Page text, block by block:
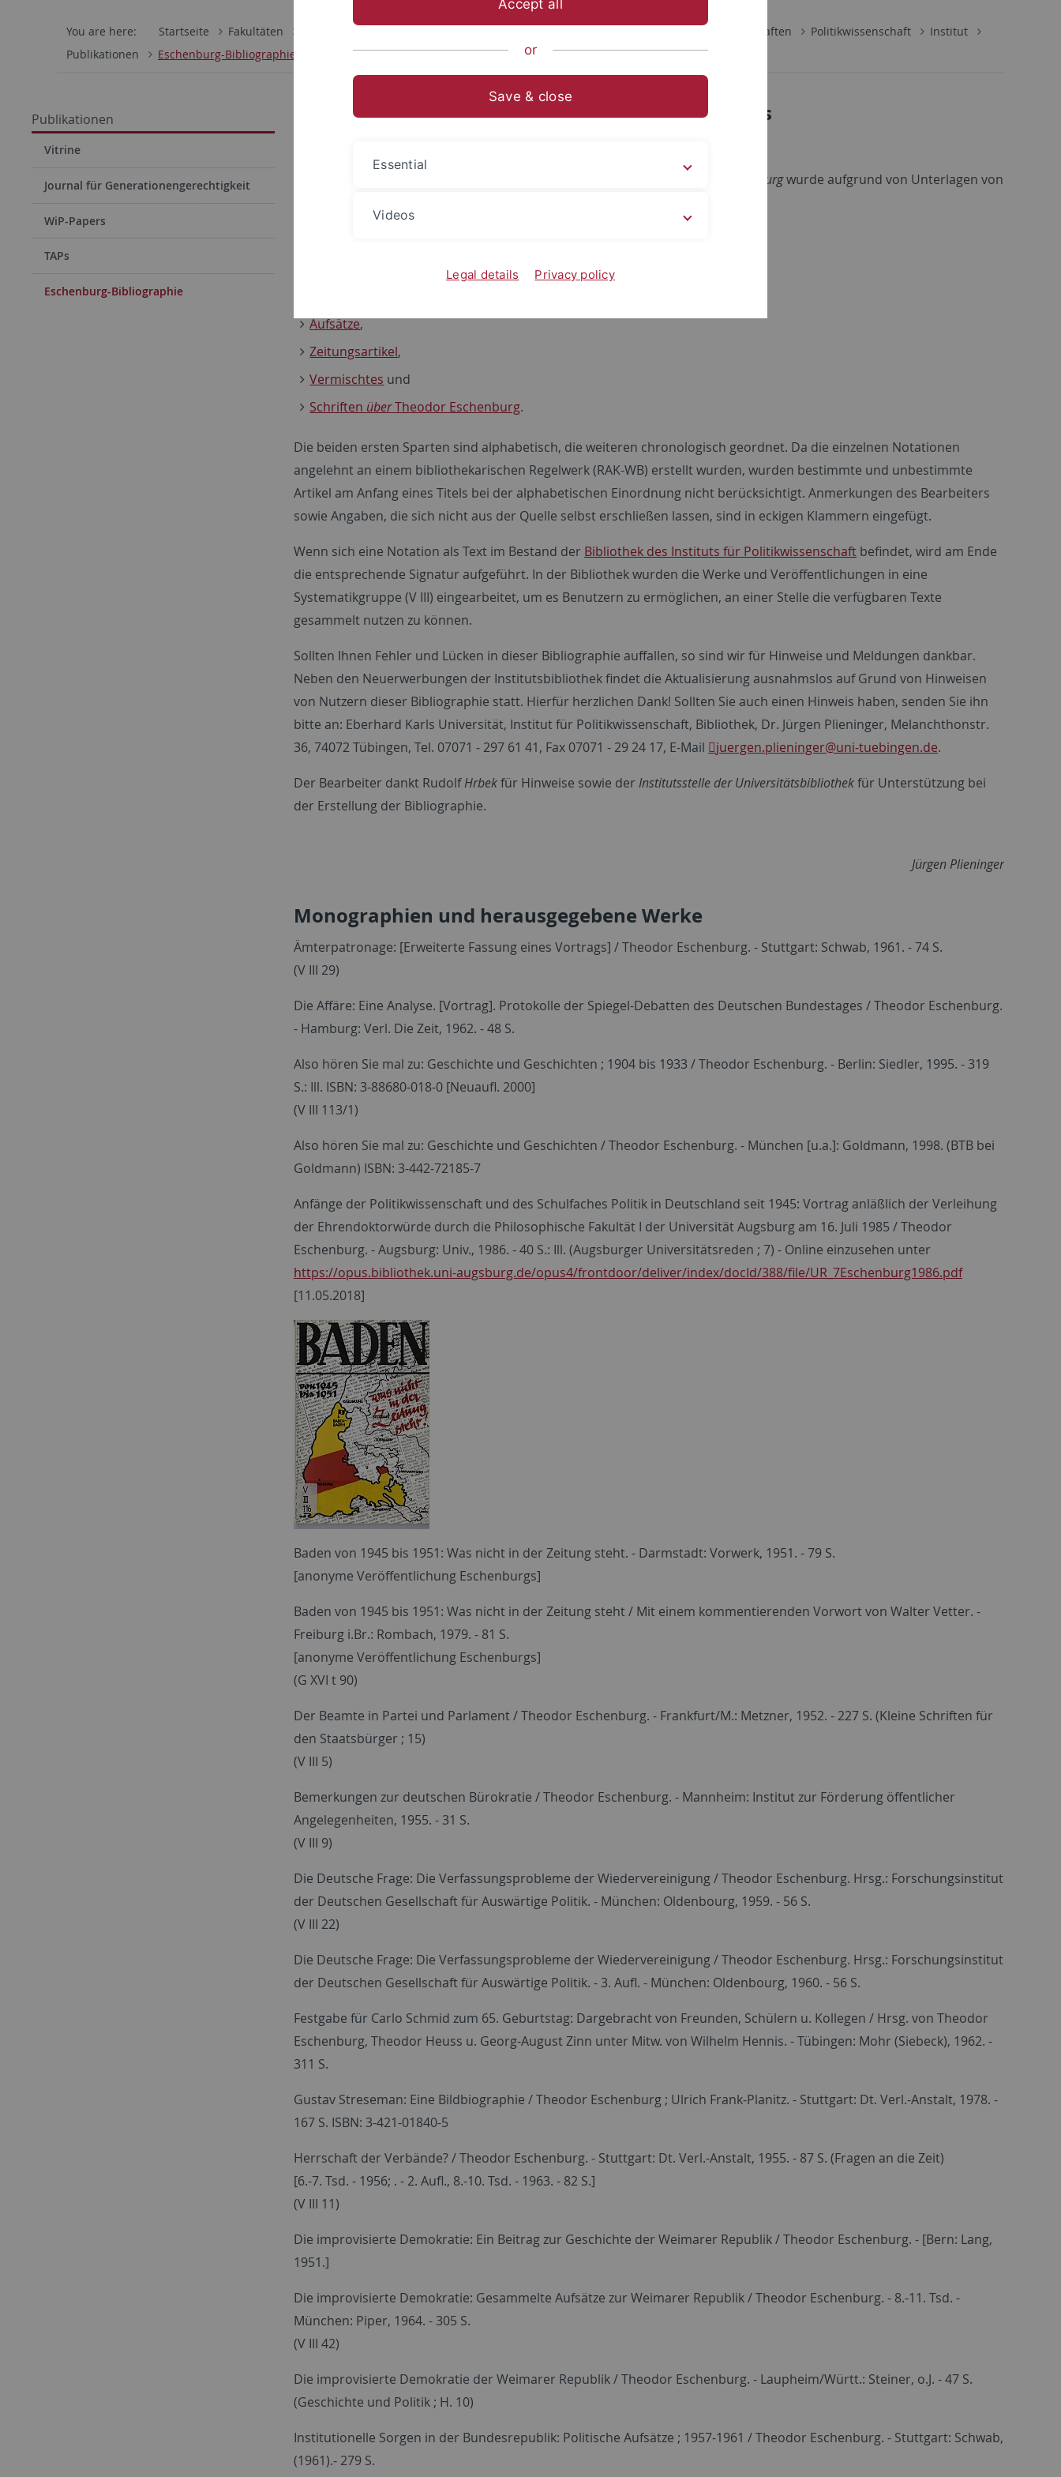
You are here: Startseite Fakultäten Fachbereich Sozialwissenschaften Politikwissenschaft
Institut
Publikationen
Eschenburg-Bibliographie
Publikationen
Vitrine
Journal für Generationengerechtigkeit
WiP-Papers
TAPs
Eschenburg-Bibliographie
Bibliographie zu den Werken Theodor Eschenburgs
Eschenburgwurde aufgrund von Unterlagen von
Aufsätze,
Zeitungsartikel,
Vermischtes und
Schriften überTheodor Eschenburg.
Die beiden ersten Sparten sind alphabetisch, die weiteren chronologisch geordnet. Da die einzelnen Notationen
angelehnt an einem bibliothekarischen Regelwerk (RAK-WB) erstellt wurden, wurden bestimmte und unbestimmte
Artikel am Anfang eines Titels bei der alphabetischen Einordnung nicht berücksichtigt. Anmerkungen des Bearbeiters
sowie Angaben, die sich nicht aus der Quelle selbst erschließen lassen, sind in eckigen Klammern eingefügt.
Wenn sich eine Notation als Text im Bestand der Bibliothek des Instituts für Politikwissenschaft befindet, wird am Ende
die entsprechende Signatur aufgeführt. In der Bibliothek wurden die Werke und Veröffentlichungen in eine
Systematikgruppe (V III) eingearbeitet, um es Benutzern zu ermöglichen, an einer Stelle die verfügbaren Texte
gesammelt nutzen zu können.
Sollten Ihnen Fehler und Lücken in dieser Bibliographie auffallen, so sind wir für Hinweise und Meldungen dankbar.
Neben den Neuerwerbungen der Institutsbibliothek findet die Aktualisierung ausnahmslos auf Grund von Hinweisen
von Nutzern dieser Bibliographie statt. Hierfür herzlichen Dank! Sollten Sie auch einen Hinweis haben, senden Sie ihn
bitte an: Eberhard Karls Universität, Institut für Politikwissenschaft, Bibliothek, Dr. Jürgen Plieninger, Melanchthonstr.
36, 74072 Tübingen, Tel. 07071 - 297 61 41, Fax 07071 - 29 24 17, E-Mail
juergen.plieninger@uni-tuebingen.de.
Der Bearbeiter dankt RudolfHrbekfür Hinweise sowie der Institutsstelle der Universitätsbibliothekfür Unterstützung bei
der Erstellung der Bibliographie.
Jürgen Plieninger
Monographien und herausgegebene Werke
Ämterpatronage: [Erweiterte Fassung eines Vortrags] / Theodor Eschenburg. - Stuttgart: Schwab, 1961. - 74 S.
(V III 29)
Die Affäre: Eine Analyse. [Vortrag]. Protokolle der Spiegel-Debatten des Deutschen Bundestages / Theodor Eschenburg.
- Hamburg: Verl. Die Zeit, 1962. - 48 S.
Also hören Sie mal zu: Geschichte und Geschichten ; 1904 bis 1933 / Theodor Eschenburg. - Berlin: Siedler, 1995. - 319
S.: Ill. ISBN: 3-88680-018-0 [Neuaufl. 2000]
(V III 113/1)
Also hören Sie mal zu: Geschichte und Geschichten / Theodor Eschenburg. - München [u.a.]: Goldmann, 1998. (BTB bei
Goldmann) ISBN: 3-442-72185-7
Anfänge der Politikwissenschaft und des Schulfaches Politik in Deutschland seit 1945: Vortrag anläßlich der Verleihung
der Ehrendoktorwürde durch die Philosophische Fakultät I der Universität Augsburg am 16. Juli 1985 / Theodor
Eschenburg. - Augsburg: Univ., 1986. - 40 S.: Ill. (Augsburger Universitätsreden ; 7) - Online einzusehen unter
https://opus.bibliothek.uni-augsburg.de/opus4/frontdoor/deliver/index/docId/388/file/UR_7Eschenburg1986.pdf
[11.05.2018]
Baden von 1945 bis 1951: Was nicht in der Zeitung steht. - Darmstadt: Vorwerk, 1951. - 79 S.
[anonyme Veröffentlichung Eschenburgs]
Baden von 1945 bis 1951: Was nicht in der Zeitung steht / Mit einem kommentierenden Vorwort von Walter Vetter. -
Freiburg i.Br.: Rombach, 1979. - 81 S.
[anonyme Veröffentlichung Eschenburgs]
(G XVI t 90)
Der Beamte in Partei und Parlament / Theodor Eschenburg. - Frankfurt/M.: Metzner, 1952. - 227 S. (Kleine Schriften für
den Staatsbürger ; 15)
(V III 5)
Bemerkungen zur deutschen Bürokratie / Theodor Eschenburg. - Mannheim: Institut zur Förderung öffentlicher
Angelegenheiten, 1955. - 31 S.
(V III 9)
Die Deutsche Frage: Die Verfassungsprobleme der Wiedervereinigung / Theodor Eschenburg. Hrsg.: Forschungsinstitut
der Deutschen Gesellschaft für Auswärtige Politik. - München: Oldenbourg, 1959. - 56 S.
(V III 22)
Die Deutsche Frage: Die Verfassungsprobleme der Wiedervereinigung / Theodor Eschenburg. Hrsg.: Forschungsinstitut
der Deutschen Gesellschaft für Auswärtige Politik. - 3. Aufl. - München: Oldenbourg, 1960. - 56 S.
Festgabe für Carlo Schmid zum 65. Geburtstag: Dargebracht von Freunden, Schülern u. Kollegen / Hrsg. von Theodor
Eschenburg, Theodor Heuss u. Georg-August Zinn unter Mitw. von Wilhelm Hennis. - Tübingen: Mohr (Siebeck), 1962. -
311 S.
Gustav Streseman: Eine Bildbiographie / Theodor Eschenburg ; Ulrich Frank-Planitz. - Stuttgart: Dt. Verl.-Anstalt, 1978. -
167 S. ISBN: 3-421-01840-5
Herrschaft der Verbände? / Theodor Eschenburg. - Stuttgart: Dt. Verl.-Anstalt, 1955. - 87 S. (Fragen an die Zeit)
[6.-7. Tsd. - 1956; . - 2. Aufl., 8.-10. Tsd. - 1963. - 82 S.]
(V III 11)
Die improvisierte Demokratie: Ein Beitrag zur Geschichte der Weimarer Republik / Theodor Eschenburg. - [Bern: Lang,
1951.]
Die improvisierte Demokratie: Gesammelte Aufsätze zur Weimarer Republik / Theodor Eschenburg. - 8.-11. Tsd. -
München: Piper, 1964. - 305 S.
(V III 42)
Die improvisierte Demokratie der Weimarer Republik / Theodor Eschenburg. - Laupheim/Württ.: Steiner, o.J. - 47 S.
(Geschichte und Politik ; H. 10)
Institutionelle Sorgen in der Bundesrepublik: Politische Aufsätze ; 1957-1961 / Theodor Eschenburg. - Stuttgart: Schwab,
(1961).- 279 S.
Accept all
or
Save & close
Essential
Videos
Legal details Privacy policy